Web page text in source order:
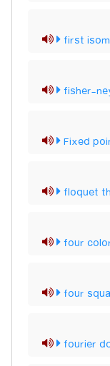
first
fisher-
Fixed
floquet
four
four
fourier